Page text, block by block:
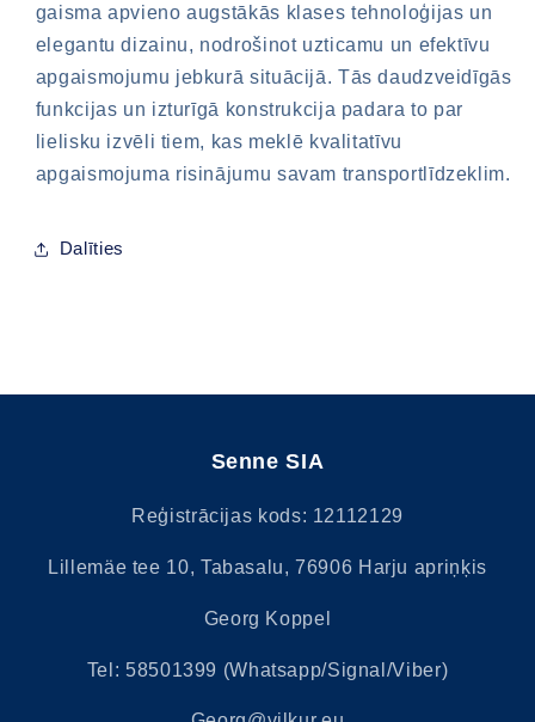
gaisma apvieno augstākās klases tehnoloģijas un
elegantu dizainu, nodrošinot uzticamu un efektīvu
apgaismojumu jebkurā situācijā. Tās daudzveidīgās
funkcijas un izturīgā konstrukcija padara to par
lielisku izvēli tiem, kas meklē kvalitatīvu
apgaismojuma risinājumu savam transportlīdzeklim.
Dalīties
Senne SIA
Reģistrācijas kods: 12112129
Lillemäe tee 10, Tabasalu, 76906 Harju apriņķis
Georg Koppel
Tel: 58501399 (Whatsapp/Signal/Viber)